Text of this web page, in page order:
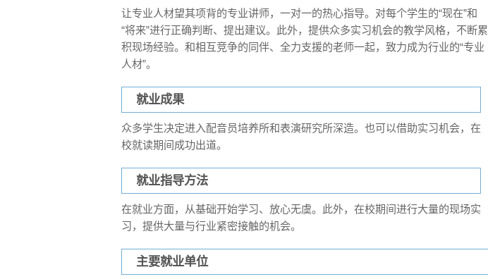
让专业人材望其项背的专业讲师，一对一的热心指导。对每个学生的“现在”和
“将来”进行正确判断、提出建议。此外，提供众多实习机会的教学风格，不断累
积现场经验。和相互竞争的同伴、全力支援的老师一起，致力成为行业的“专业
人材”。
就业成果
众多学生决定进入配音员培养所和表演研究所深造。也可以借助实习机会，在
校就读期间成功出道。
就业指导方法
在就业方面，从基础开始学习、放心无虞。此外，在校期间进行大量的现场实
习，提供大量与行业紧密接触的机会。
主要就业单位